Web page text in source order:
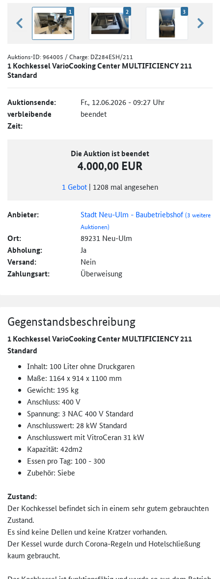
zurück blättern
1 2 3
Auktions-ID:964005 / Charge: DZ284ESH/211
1 Kochkessel VarioCooking Center MULTIFICIENCY 211
Standard
Auktionsende: Fr., 12.06.2026 - 09:27 Uhr
verbleibende
Zeit:
beendet
Die Auktion ist beendet
4.000,00 EUR
1 Gebot | 1208 mal angesehen
Anbieter: Stadt Neu-Ulm - Baubetriebshof(3 weitere
Auktionen)
Ort: 89231 Neu-Ulm
Abholung: Ja
Versand: Nein
Zahlungsart: Überweisung
Gegenstandsbeschreibung
1 Kochkessel VarioCooking Center MULTIFICIENCY 211
Standard
Inhalt: 100 Liter ohne Druckgaren
Maße: 1164 x 914 x 1100 mm
Gewicht: 195 kg
Anschluss: 400 V
Spannung: 3 NAC 400 V Standard
Anschlusswert: 28 kW Standard
Anschlusswert mit VitroCeran 31 kW
Kapazität: 42dm2
Essen pro Tag: 100 - 300
Zubehör: Siebe
Zustand:
Der Kochkessel befindet sich in einem sehr gutem gebrauchten
Zustand.
Es sind keine Dellen und keine Kratzer vorhanden.
Der Kessel wurde durch Corona-Regeln und Hotelschließung
kaum gebraucht.